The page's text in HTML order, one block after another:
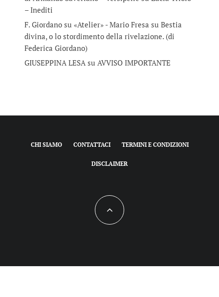
– Inediti
F. Giordano su «Atelier» - Mario Fresa su Bestia
divina, o lo stordimento della rivelazione. (di
Federica Giordano)
GIUSEPPINA LESAsu AVVISO IMPORTANTE
CHI SIAMO CONTATTACI TERMINI E CONDIZIONI
DISCLAIMER